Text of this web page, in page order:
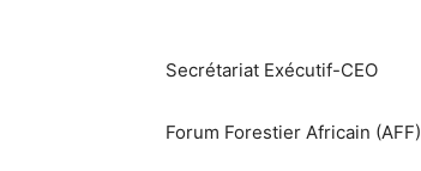
Secrétariat Exécutif-CEO
Forum Forestier Africain (AFF)